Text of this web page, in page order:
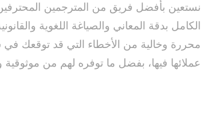
نستعين بأفضل فريق من المترجمين
الكامل بدقة المعاني والصياغة اللغوية
محررة وخالية من الأخطاء التي قد توقعك
عملائها فيها، بفضل ما توفره لهم من موثوقية